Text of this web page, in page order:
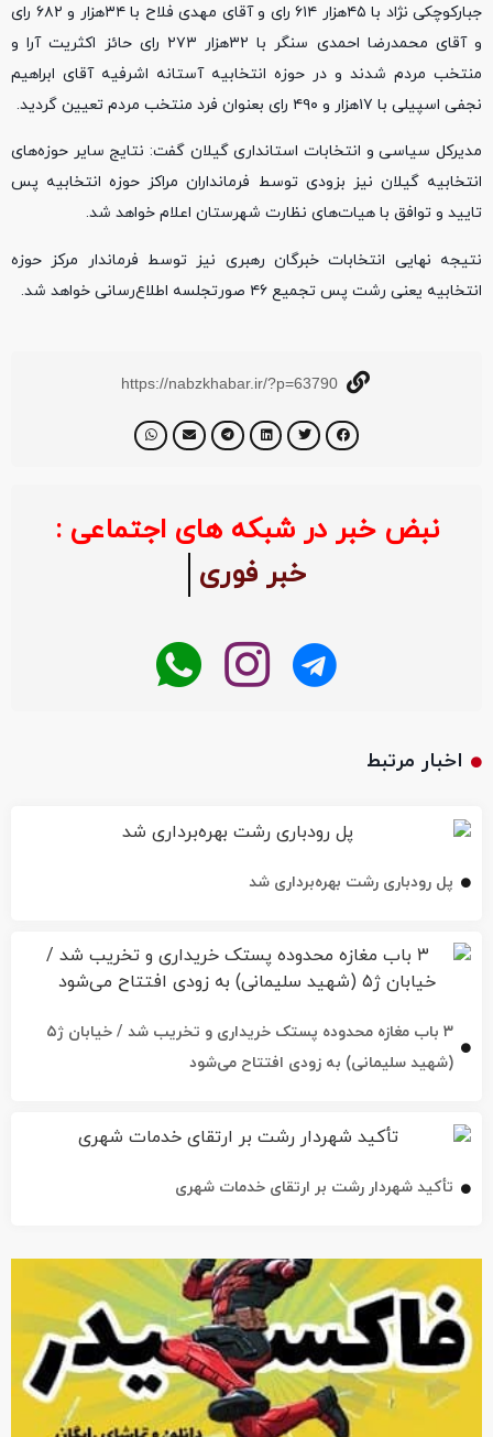
جبارکوچکی نژاد با ۴۵هزار ۶۱۴ رای و آقای مهدی فلاح با ۳۴هزار و ۶۸۲ رای
و آقای محمدرضا احمدی سنگر با ۳۲هزار ۲۷۳ رای حائز اکثریت آرا و
منتخب مردم شدند و در حوزه انتخابیه آستانه اشرفیه آقای ابراهیم
نجفی اسپیلی با ۱۷هزار و ۴۹۰ رای بعنوان فرد منتخب مردم تعیین گردید.
مدیرکل سیاسی و انتخابات استانداری گیلان گفت: نتایج سایر حوزه‌های
انتخابیه گیلان نیز بزودی توسط فرمانداران مراکز حوزه انتخابیه پس
تایید و توافق با هیات‌های نظارت شهرستان اعلام خواهد شد.
نتیجه نهایی انتخابات خبرگان رهبری نیز توسط فرماندار مرکز حوزه
انتخابیه یعنی رشت پس تجمیع ۴۶ صورتجلسه اطلاع‌رسانی خواهد شد.
https://nabzkhabar.ir/?p=63790
نبض خبر در شبکه های اجتماعی :
خبر فوری
اخبار مرتبط
پل رودباری رشت بهره‌برداری شد
۳ باب مغازه محدوده پستک خریداری و تخریب شد / خیابان ژ۵
(شهید سلیمانی) به زودی افتتاح می‌شود
تأکید شهردار رشت بر ارتقای خدمات شهری